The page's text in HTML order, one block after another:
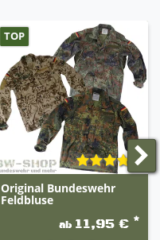
TOP
Original Bundeswehr
Feldbluse
ab 11,95 € *